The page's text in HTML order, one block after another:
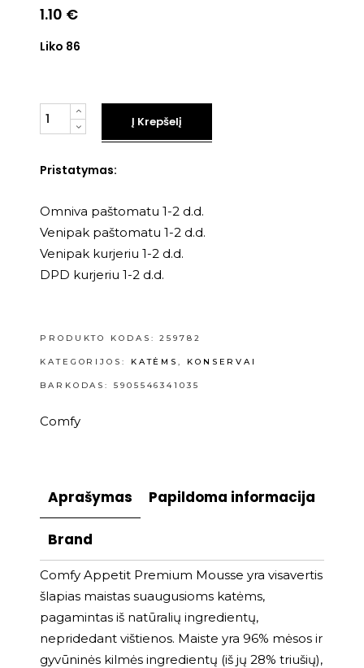
1.10 €
Liko 86
Kiekis
Į Krepšelį
Pristatymas:
Omniva paštomatu 1-2 d.d.
Venipak paštomatu 1-2 d.d.
Venipak kurjeriu 1-2 d.d.
DPD kurjeriu 1-2 d.d.
PRODUKTO KODAS:259782
KATEGORIJOS: KATĖMS, KONSERVAI
BARKODAS: 5905546341035
Comfy
Aprašymas Papildoma informacija
Brand
Comfy Appetit Premium Mousse yra visavertis
šlapias maistas suaugusioms katėms,
pagamintas iš natūralių ingredientų,
nepridedant vištienos. Maiste yra 96% mėsos ir
gyvūninės kilmės ingredientų (iš jų 28% triušių),